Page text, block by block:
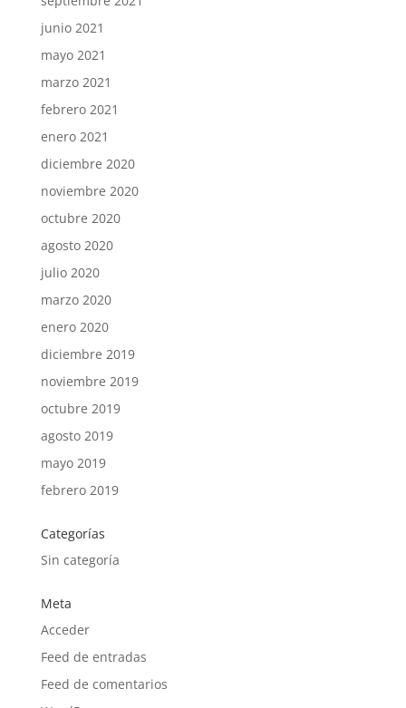
junio 2021
mayo 2021
marzo 2021
febrero 2021
enero 2021
diciembre 2020
noviembre 2020
octubre 2020
agosto 2020
julio 2020
marzo 2020
enero 2020
diciembre 2019
noviembre 2019
octubre 2019
agosto 2019
mayo 2019
febrero 2019
Categorías
Sin categoría
Meta
Acceder
Feed de entradas
Feed de comentarios